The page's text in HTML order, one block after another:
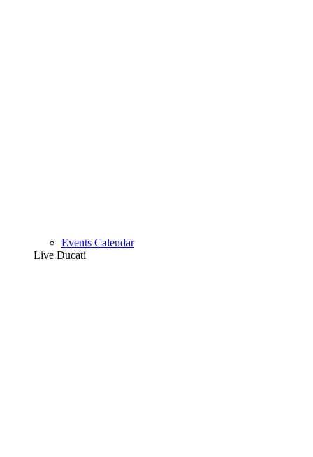
Events Calendar
Live Ducati